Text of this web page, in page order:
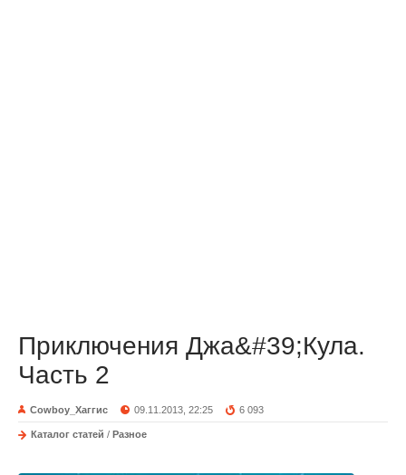
Приключения Джа&#39;Кула.
Часть 2
Cowboy_Хаггис 09.11.2013, 22:25 6 093
Каталог статей / Разное